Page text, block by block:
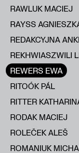
RAWLUK MACIEJ
RAYSS
REDAKCYJNA
REKHWIASZWILI
REWERS EWA
RITOÓK PÁL
RITTER
RODAK MACIEJ
ROLEČEK ALEŠ
ROMANIUK